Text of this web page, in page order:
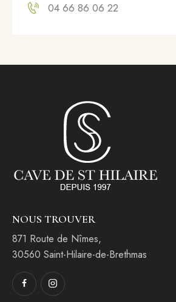
04 66 86 06 22
NOUS TROUVER
871 Route de Nîmes,
30560 Saint-Hilaire-de-Brethmas